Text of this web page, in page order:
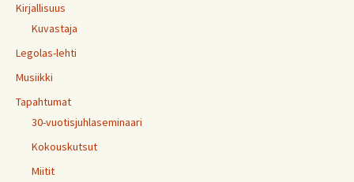
Kirjallisuus
Kuvastaja
Legolas-lehti
Musiikki
Tapahtumat
30-vuotisjuhlaseminaari
Kokouskutsut
Miitit